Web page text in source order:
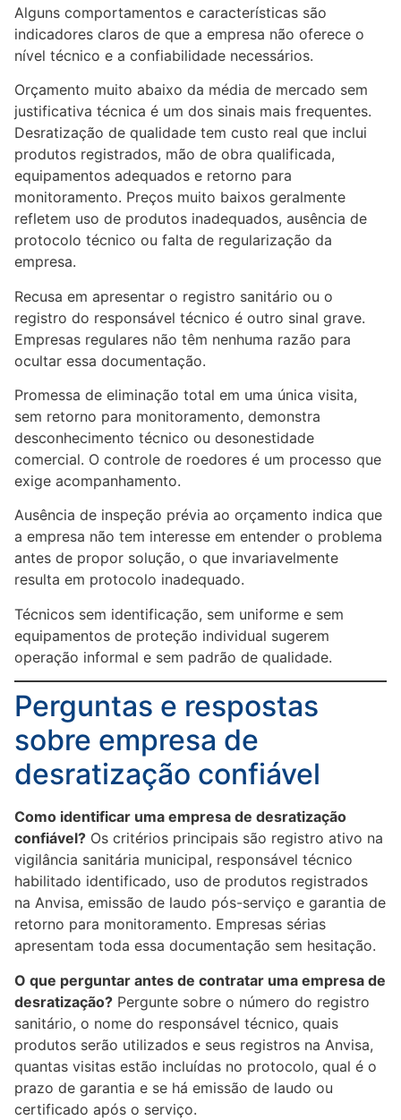
Alguns comportamentos e características são
indicadores claros de que a empresa não oferece o
nível técnico e a confiabilidade necessários.
Orçamento muito abaixo da média de mercado sem
justificativa técnica é um dos sinais mais frequentes.
Desratização de qualidade tem custo real que inclui
produtos registrados, mão de obra qualificada,
equipamentos adequados e retorno para
monitoramento. Preços muito baixos geralmente
refletem uso de produtos inadequados, ausência de
protocolo técnico ou falta de regularização da
empresa.
Recusa em apresentar o registro sanitário ou o
registro do responsável técnico é outro sinal grave.
Empresas regulares não têm nenhuma razão para
ocultar essa documentação.
Promessa de eliminação total em uma única visita,
sem retorno para monitoramento, demonstra
desconhecimento técnico ou desonestidade
comercial. O controle de roedores é um processo que
exige acompanhamento.
Ausência de inspeção prévia ao orçamento indica que
a empresa não tem interesse em entender o problema
antes de propor solução, o que invariavelmente
resulta em protocolo inadequado.
Técnicos sem identificação, sem uniforme e sem
equipamentos de proteção individual sugerem
operação informal e sem padrão de qualidade.
Perguntas e respostas
sobre empresa de
desratização confiável
Como identificar uma empresa de desratização
confiável? Os critérios principais são registro ativo na
vigilância sanitária municipal, responsável técnico
habilitado identificado, uso de produtos registrados
na Anvisa, emissão de laudo pós-serviço e garantia de
retorno para monitoramento. Empresas sérias
apresentam toda essa documentação sem hesitação.
O que perguntar antes de contratar uma empresa de
desratização? Pergunte sobre o número do registro
sanitário, o nome do responsável técnico, quais
produtos serão utilizados e seus registros na Anvisa,
quantas visitas estão incluídas no protocolo, qual é o
prazo de garantia e se há emissão de laudo ou
certificado após o serviço.